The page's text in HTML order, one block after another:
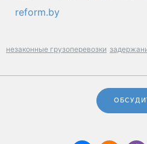
reform.by
незаконные грузоперевозки